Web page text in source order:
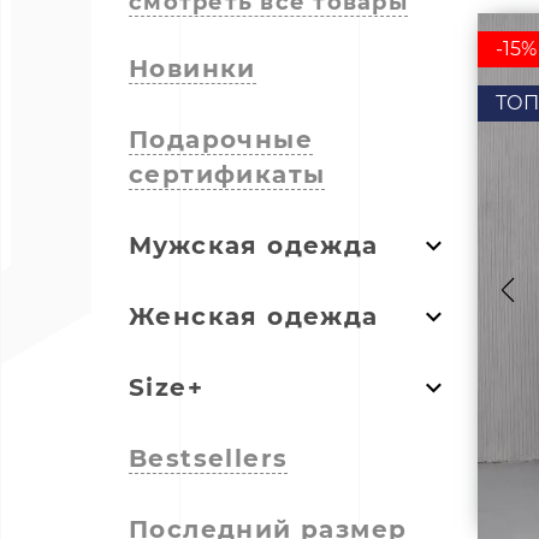
Новинки
Подарочные
сертификаты
Мужская одежда
Женская одежда
Size+
Bestsellers
Последний размер
-15%
ТОП